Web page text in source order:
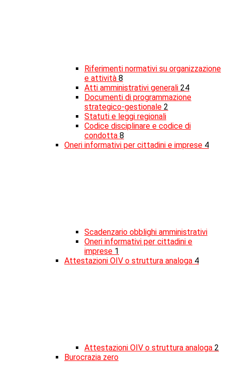
Riferimenti normativi su organizzazione
e attività 8
Atti amministrativi generali 24
Documenti di programmazione
strategico-gestionale 2
Statuti e leggi regionali
Codice disciplinare e codice di
condotta 8
Oneri informativi per cittadini e imprese 4
Scadenzario obblighi amministrativi
Oneri informativi per cittadini e
imprese 1
Attestazioni OIV o struttura analoga 4
Attestazioni OIV o struttura analoga 2
Burocrazia zero